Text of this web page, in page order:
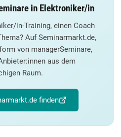
in Elektroniker/in
in-Training, einen Coach
Auf Seminarmarkt.de,
von managerSeminare,
aus dem
Raum.
finden